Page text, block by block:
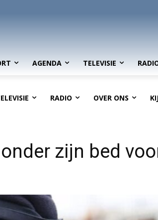
AGENDA TELEVISIE
RADIO OVER ONS
zijn bed